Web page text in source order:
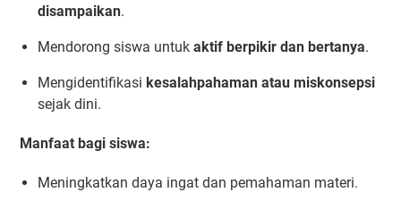
disampaikan.
Mendorong siswa untuk aktif berpikir dan bertanya.
Mengidentifikasi kesalahpahaman atau miskonsepsi
sejak dini.
Manfaat bagi siswa:
Meningkatkan daya ingat dan pemahaman materi.